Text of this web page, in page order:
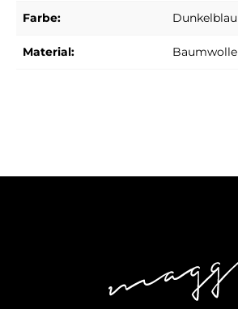
Farbe: Dunkelblau
Material: Baumwolle